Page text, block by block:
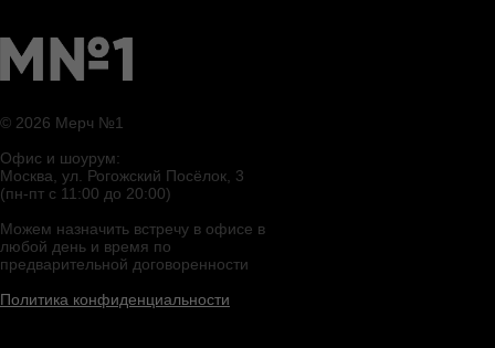
© 2026 Мерч №1
Офис и шоурум:
Москва, ул. Рогожский Посёлок, 3
(пн-пт с 11:00 до 20:00)
Можем назначить встречу в офисе в
любой день и время по
предварительной договоренности
Политика конфиденциальности